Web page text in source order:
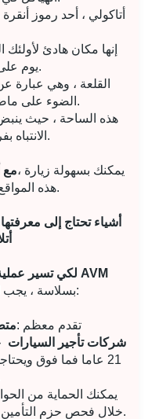
يوم على اتصال مع الطبيعة.
الضوء على ماضي المدينة بإطلالتها الرائعة.
الانتباه بفرص التسوق والترفيه.
مع، يمكنك بسهولة زيارة
هذه المواقع واكتشاف جمال أنقرة.
أشياء تحتاج إلى
لكي تسير عملية تأجير سيارتك في أنقرة أتلانتس AVM
بسلاسة ، يجب الانتباه إلى التفاصيل التالية:
: تقدم معظم
شركات تأجير السيارات
21 عاما فما فوق
خلال فحص حزم التأمين التي تقدمها شركات تأجير السيارات.